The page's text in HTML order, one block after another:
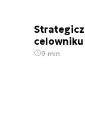
9 min.